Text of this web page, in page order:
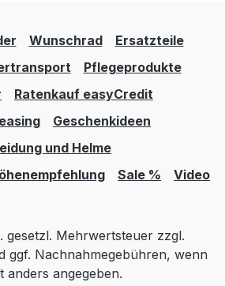
Wunschrad
Ersatzteile
Pflegeprodukte
Ratenkauf easyCredit
Geschenkideen
und Helme
Sale % Video
gesetzl. Mehrwertsteuer zzgl.
ggf. Nachnahmegebühren, wenn
anders angegeben.